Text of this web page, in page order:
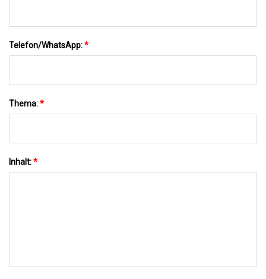
Telefon/WhatsApp:*
Thema:*
Inhalt:*